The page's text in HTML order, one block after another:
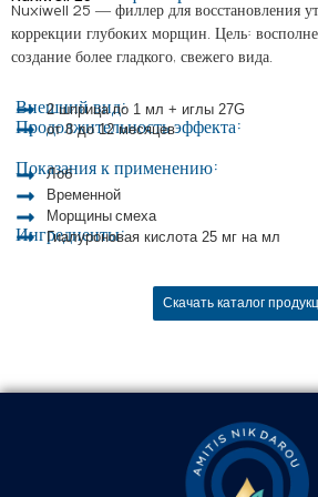
Nuxiwell 25 — филлер для восстановления
коррекции глубоких морщин. Цель:
создание более гладкого, свежего вида.
Показания к применению:
Лоб
Временной
Морщины смеха
Ингредиенты:
Гиалуроновая кислота 25 мг на мл
Внешний вид:
2 шприца по 1 мл + иглы 27G
Продолжительность эффекта:
от 8 до 12 месяцев
Скачать каталог